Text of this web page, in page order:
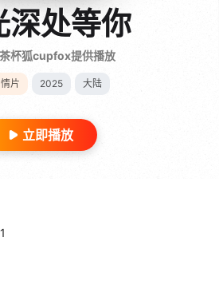
深处等你
杯狐cupfox提供播放
片 2025 大陆
立即播放